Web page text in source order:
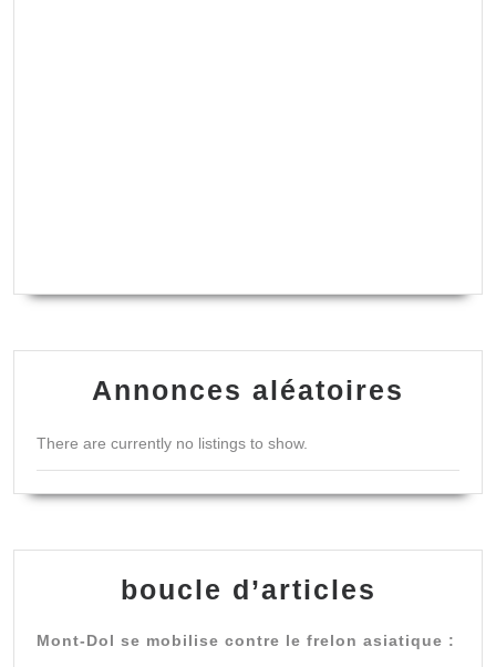
Annonces aléatoires
There are currently no listings to show.
boucle d’articles
Mont-Dol se mobilise contre le frelon asiatique :